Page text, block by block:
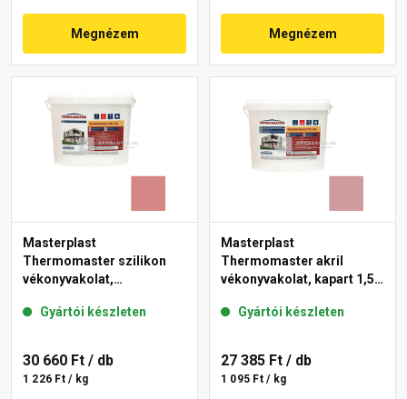
Megnézem Megnézem
Masterplast
Thermomaster szilikon
vékonyvakolat,
21-D 25 kg
Gyártói készleten
30 660 Ft / db
1 226 Ft / kg
Masterplast
Thermomaster akril
vékonyvakolat, kapart 1,5
Gyártói készleten
27 385 Ft / db
1 095 Ft / kg